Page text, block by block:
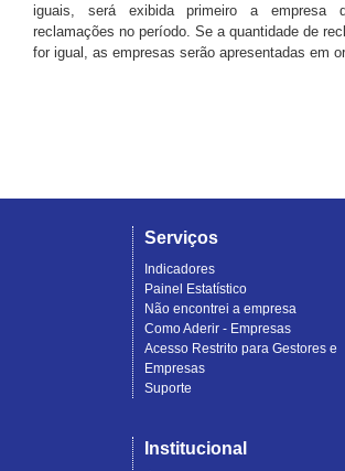
iguais, será exibida primeiro a empresa
reclamações no período. Se a quantidade de
for igual, as empresas serão apresentadas em
Serviços
Indicadores
Painel Estatístico
Não encontrei a empresa
Como Aderir - Empresas
Acesso Restrito para Gestores e
Empresas
Suporte
Institucional